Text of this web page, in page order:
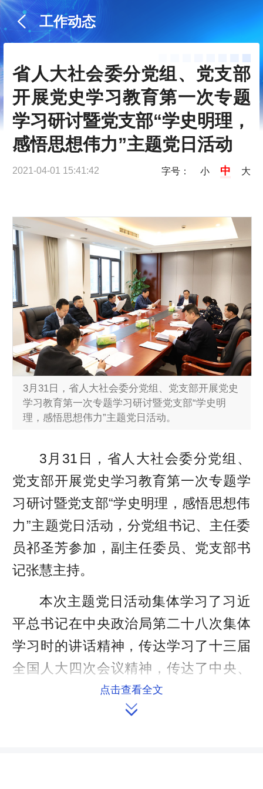
工作动态
省人大社会委分党组、党支部
开展党史学习教育第一次专题
学习研讨暨党支部“学史明理，
感悟思想伟力”主题党日活动
2021-04-01 15:41:42 字号： 小 中 大
3月31日，省人大社会委分党组、党支部开展党史
学习教育第一次专题学习研讨暨党支部“学史明
理，感悟思想伟力”主题党日活动。
3月31日，省人大社会委分党组、
党支部开展党史学习教育第一次专题学
习研讨暨党支部“学史明理，感悟思想伟
力”主题党日活动，分党组书记、主任委
员祁圣芳参加，副主任委员、党支部书
记张慧主持。
本次主题党日活动集体学习了习近
平总书记在中央政治局第二十八次集体
学习时的讲话精神，传达学习了十三届
全国人大四次会议精神，传达了中央、
省委、省人大常委会党组党史学习教育
动员大会以及全省机关党的工作会议精
点击查看全文
